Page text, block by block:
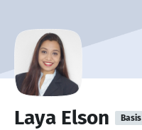
Laya Elson Basis